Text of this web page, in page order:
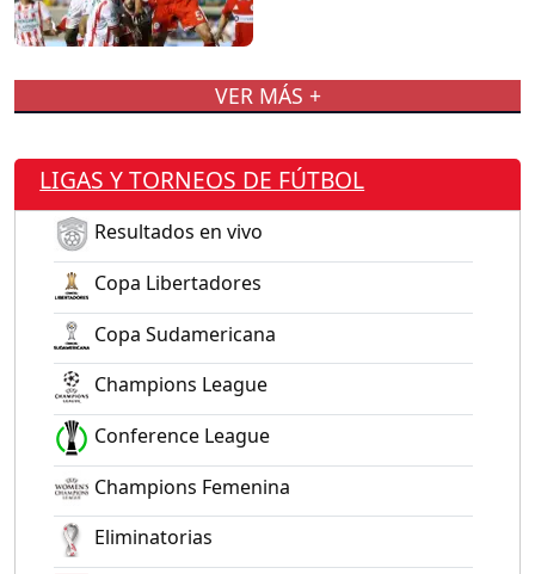
VER MÁS +
LIGAS Y TORNEOS DE FÚTBOL
Resultados en vivo
Copa Libertadores
Copa Sudamericana
Champions League
Conference League
Champions Femenina
Eliminatorias